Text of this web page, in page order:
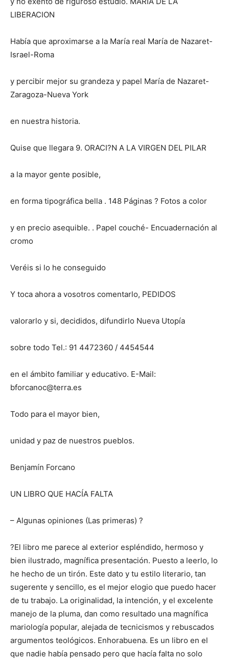
LIBERACION
Había que aproximarse a la María real María de Nazaret-
Israel-Roma
y percibir mejor su grandeza y papel María de Nazaret-
Zaragoza-Nueva York
en nuestra historia.
Quise que llegara 9. ORACI?N A LA VIRGEN DEL PILAR
a la mayor gente posible,
en forma tipográfica bella . 148 Páginas ? Fotos a color
y en precio asequible. . Papel couché- Encuadernación al
cromo
Veréis si lo he conseguido
Y toca ahora a vosotros comentarlo, PEDIDOS
valorarlo y si, decididos, difundirlo Nueva Utopía
sobre todo Tel.: 91 4472360 / 4454544
en el ámbito familiar y educativo. E-Mail:
bforcanoc@terra.es
Todo para el mayor bien,
unidad y paz de nuestros pueblos.
Benjamín Forcano
UN LIBRO QUE HACÍA FALTA
– Algunas opiniones (Las primeras) ?
?El libro me parece al exterior espléndido, hermoso y
bien ilustrado, magnífica presentación. Puesto a leerlo, lo
he hecho de un tirón. Este dato y tu estilo literario, tan
sugerente y sencillo, es el mejor elogio que puedo hacer
de tu trabajo. La originalidad, la intención, y el excelente
manejo de la pluma, dan como resultado una magnífica
mariología popular, alejada de tecnicismos y rebuscados
argumentos teológicos. Enhorabuena. Es un libro en el
que nadie había pensado pero que hacía falta no solo